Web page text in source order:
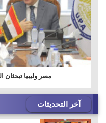
مصر وليبيا
آخر التحديثات